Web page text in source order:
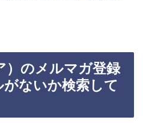
）のメルマガ登録
ないか検索して